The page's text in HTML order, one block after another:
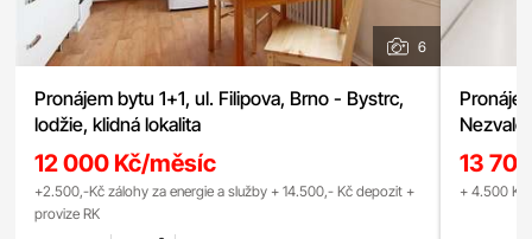
6
Pronájem bytu 1+1, ul. Filipova, Brno - Bystrc,
lodžie, klidná lokalita
12 000 Kč/měsíc
+2.500,-Kč zálohy za energie a služby + 14.500,- Kč depozit +
provize RK
13
+